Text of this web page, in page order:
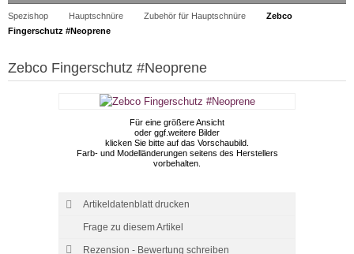
Spezishop Hauptschnüre Zubehör für Hauptschnüre
Zebco
Fingerschutz #Neoprene
Zebco Fingerschutz #Neoprene
Für eine größere Ansicht
oder ggf.weitere Bilder
klicken Sie bitte auf das Vorschaubild.
Farb- und Modelländerungen seitens des Herstellers
vorbehalten.
Artikeldatenblatt drucken
Frage zu diesem Artikel
Rezension - Bewertung schreiben